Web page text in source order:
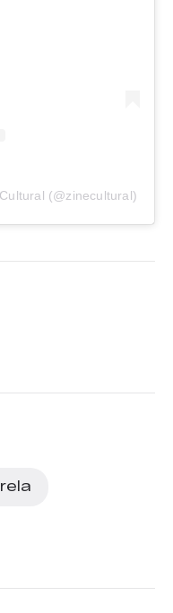
(@zinecultural)